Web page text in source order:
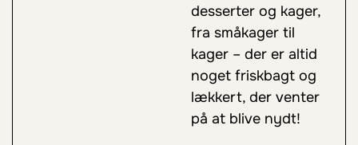
desserter og kager,
fra småkager til
kager – der er altid
noget friskbagt og
lækkert, der venter
på at blive nydt!